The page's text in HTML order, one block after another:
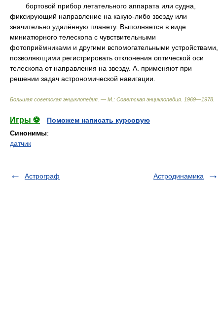
бортовой прибор летательного аппарата или судна,
фиксирующий направление на какую-либо звезду или
значительно удалённую планету. Выполняется в виде
миниатюрного телескопа с чувствительными
фотоприёмниками и другими вспомогательными устройствами,
позволяющими регистрировать отклонения оптической оси
телескопа от направления на звезду. А. применяют при
решении задач астрономической навигации.
Большая советская энциклопедия. — М.: Советская энциклопедия 1969—1978
Игры ⚽
Поможем написать курсовую
Синонимы:
датчик
Астрограф Астродинамика